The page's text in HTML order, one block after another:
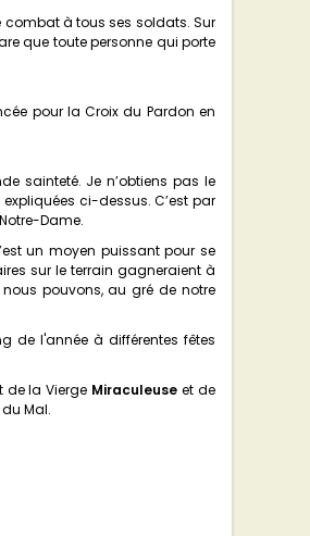
combat à tous ses soldats. Sur
que toute personne qui porte
pour la Croix du Pardon en
sainteté. Je n’obtiens pas le
ci-dessus. C’est par
Dame.
un moyen puissant pour se
sur le terrain gagneraient à
pouvons, au gré de notre
de l'année à différentes fêtes
de la Vierge Miraculeuse et de
Mal.